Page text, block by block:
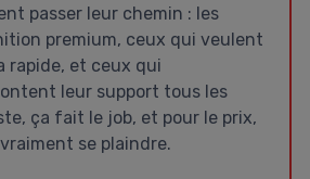
passer leur chemin : les
premium, ceux qui veulent
rapide, et ceux qui
leur support tous les
ça fait le job, et pour le prix,
se plaindre.